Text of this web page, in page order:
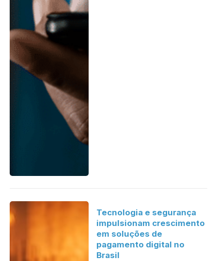
Tecnologia e segurança
impulsionam crescimento
em soluções de
pagamento digital no
Brasil